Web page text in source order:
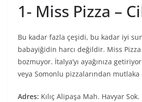
1- Miss Pizza –
Bu kadar fazla çeşidi, bu kadar iyi
babayiğidin harcı değildir. Miss
bozmuyor. İtalya’yı ayağınıza
veya Somonlu pizzalarından mutlaka
Adres: Kılıç Alipaşa Mah. Havyar